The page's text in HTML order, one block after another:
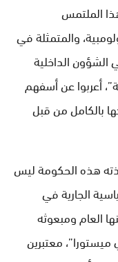
الملتمس
والمتمثلة في
الشؤون الداخلية
أعربوا عن أسفهم
بالكامل من قبل
هذه الحكومة ليس
الجارية في
العام ومبعوثه
معتبرين